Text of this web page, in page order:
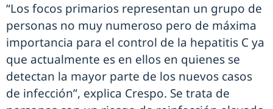
“Los focos primarios representan un grupo de
personas no muy numeroso pero de máxima
importancia para el control de la hepatitis C ya
que actualmente es en ellos en quienes se
detectan la mayor parte de los nuevos casos
de infección”, explica Crespo. Se trata de